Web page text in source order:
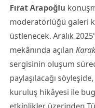
Fırat Arapoğlu
moderatörlüğü galeri
üstlenecek. Aralık
mekânında açılan
sergisinin oluşum
paylaşılacağı
kuruluş hikâyesi ile